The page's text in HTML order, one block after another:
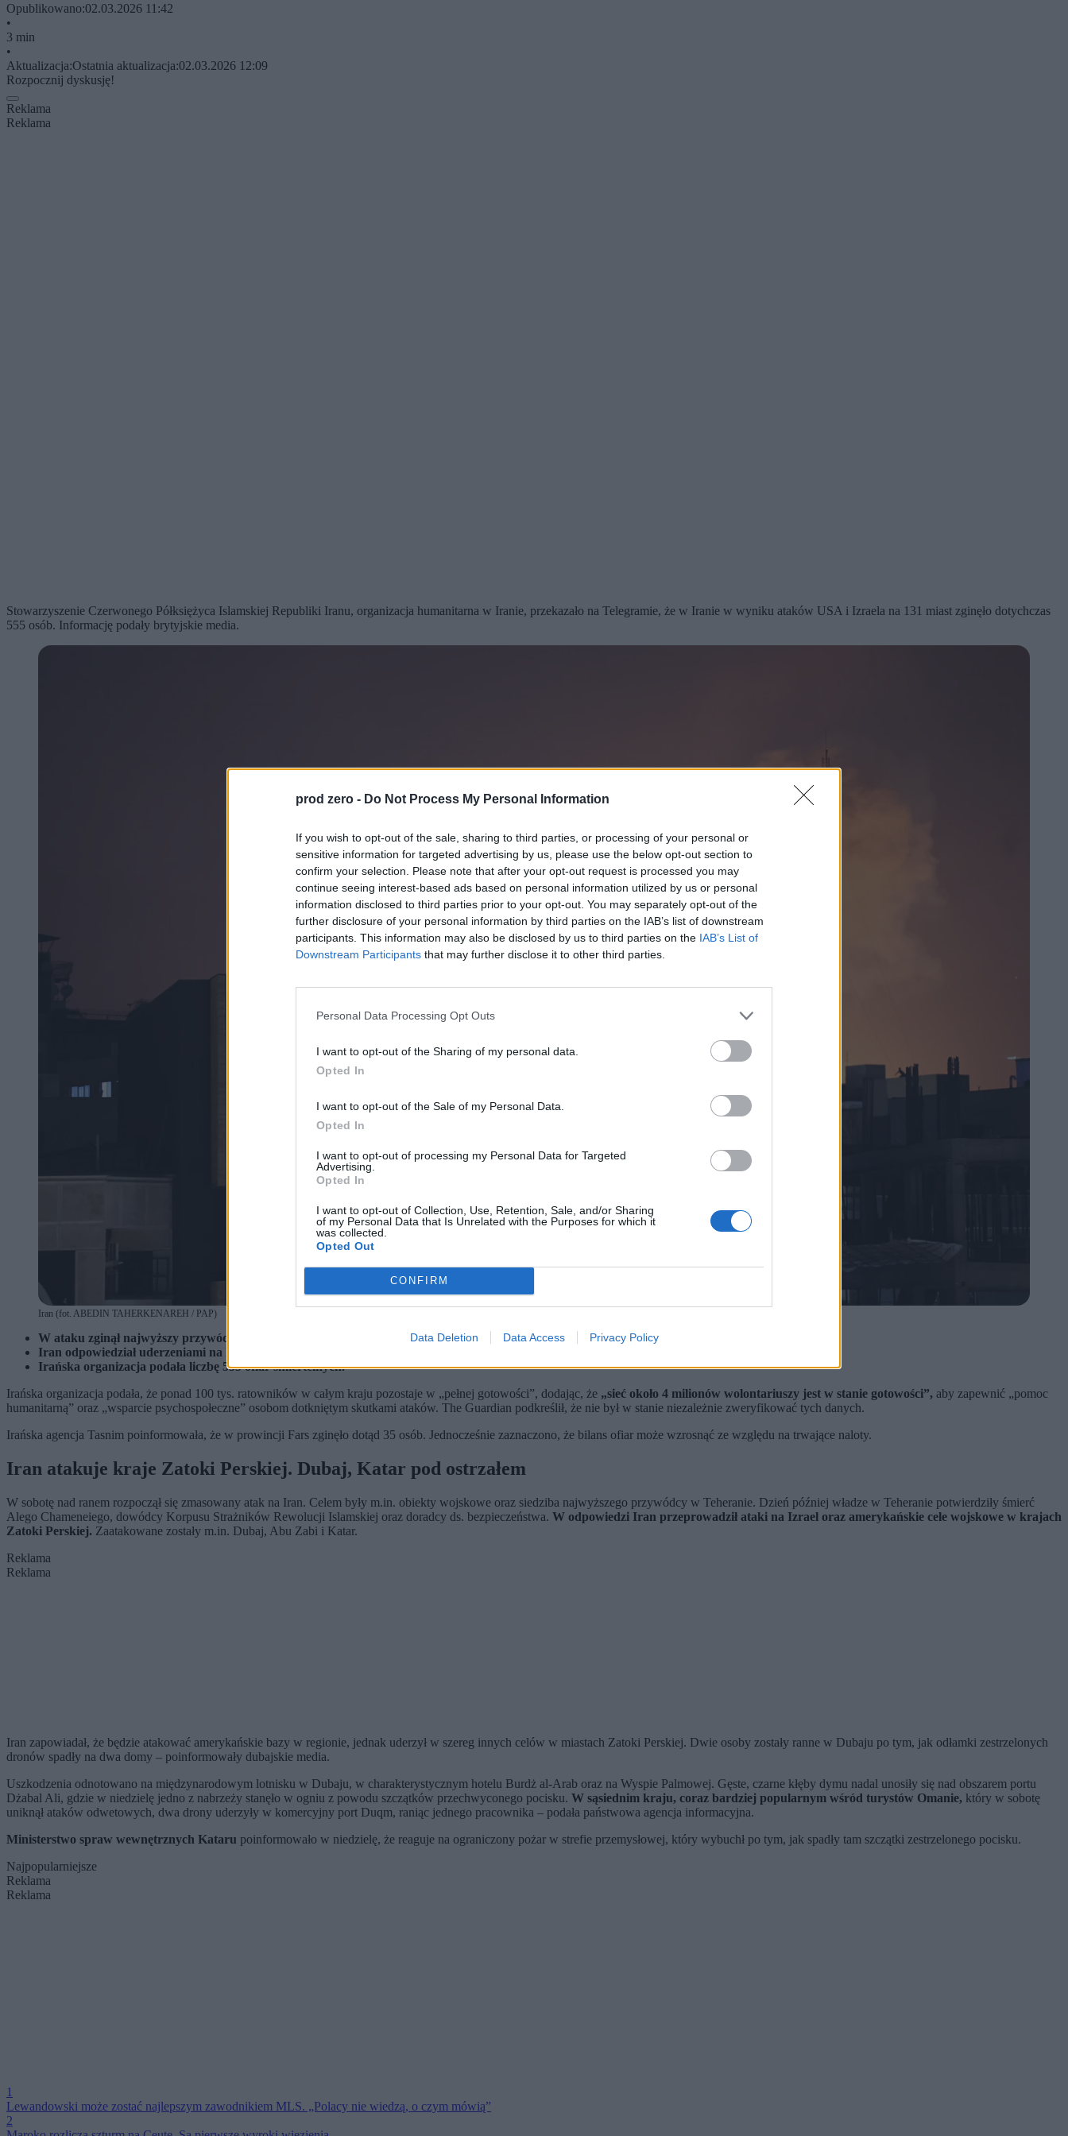
prod zero - Do Not Process My Personal Information
If you wish to opt-out of the sale, sharing to third parties, or processing of your personal or
sensitive information for targeted advertising by us, please use the below opt-out section to
confirm your selection. Please note that after your opt-out request is processed you may
continue seeing interest-based ads based on personal information utilized by us or personal
information disclosed to third parties prior to your opt-out. You may separately opt-out of the
further disclosure of your personal information by third parties on the IAB’s list of downstream
participants. This information may also be disclosed by us to third parties on the IAB’s List of
Downstream Participants that may further disclose it to other third parties.
Personal Data Processing Opt Outs
I want to opt-out of the Sharing of my personal data.
Opted In
I want to opt-out of the Sale of my Personal Data.
Opted In
I want to opt-out of processing my Personal Data for Targeted
Advertising.
Opted In
I want to opt-out of Collection, Use, Retention, Sale, and/or Sharing
of my Personal Data that Is Unrelated with the Purposes for which it
was collected.
Opted Out
CONFIRM
Data Deletion Data Access Privacy Policy
Opublikowano:02.03.2026 11:42
•
3 min
•
Aktualizacja:Ostatnia aktualizacja:02.03.2026 12:09
Rozpocznij dyskusję!
Reklama
Reklama
Stowarzyszenie Czerwonego Półksiężyca Islamskiej Republiki Iranu, organizacja humanitarna w Iranie, przekazało na Telegramie, że w Iranie w wyniku ataków USA i Izraela na 131 miast zginęło dotychczas
555 osób. Informację podały brytyjskie media.
Iran (fot. ABEDIN TAHERKENAREH / PAP)
W ataku zginął najwyższy przywódca Iranu Ali Chamenei oraz dwóch wysokich rangą przedstawicieli władz i wojska.
Iran odpowiedział uderzeniami na Izrael oraz cele militarne USA w regionie Zatoki Perskiej.
Irańska organizacja podała liczbę 555 ofiar śmiertelnych.
Irańska organizacja podała, że ponad 100 tys. ratowników w całym kraju pozostaje w „pełnej gotowości”, dodając, że „sieć około 4 milionów wolontariuszy jest w stanie gotowości”, aby zapewnić „pomoc
humanitarną” oraz „wsparcie psychospołeczne” osobom dotkniętym skutkami ataków. The Guardian podkreślił, że nie był w stanie niezależnie zweryfikować tych danych.
Irańska agencja Tasnim poinformowała, że w prowincji Fars zginęło dotąd 35 osób. Jednocześnie zaznaczono, że bilans ofiar może wzrosnąć ze względu na trwające naloty.
Iran atakuje kraje Zatoki Perskiej. Dubaj, Katar pod ostrzałem
W sobotę nad ranem rozpoczął się zmasowany atak na Iran. Celem były m.in. obiekty wojskowe oraz siedziba najwyższego przywódcy w Teheranie. Dzień później władze w Teheranie potwierdziły śmierć
Alego Chameneiego, dowódcy Korpusu Strażników Rewolucji Islamskiej oraz doradcy ds. bezpieczeństwa. W odpowiedzi Iran przeprowadził ataki na Izrael oraz amerykańskie cele wojskowe w krajach
Zatoki Perskiej. Zaatakowane zostały m.in. Dubaj, Abu Zabi i Katar.
Reklama
Reklama
Iran zapowiadał, że będzie atakować amerykańskie bazy w regionie, jednak uderzył w szereg innych celów w miastach Zatoki Perskiej. Dwie osoby zostały ranne w Dubaju po tym, jak odłamki zestrzelonych
dronów spadły na dwa domy – poinformowały dubajskie media.
Uszkodzenia odnotowano na międzynarodowym lotnisku w Dubaju, w charakterystycznym hotelu Burdż al-Arab oraz na Wyspie Palmowej. Gęste, czarne kłęby dymu nadal unosiły się nad obszarem portu
Dżabal Ali, gdzie w niedzielę jedno z nabrzeży stanęło w ogniu z powodu szczątków przechwyconego pocisku. W sąsiednim kraju, coraz bardziej popularnym wśród turystów Omanie, który w sobotę
uniknął ataków odwetowych, dwa drony uderzyły w komercyjny port Duqm, raniąc jednego pracownika – podała państwowa agencja informacyjna.
Ministerstwo spraw wewnętrznych Kataru poinformowało w niedzielę, że reaguje na ograniczony pożar w strefie przemysłowej, który wybuchł po tym, jak spadły tam szczątki zestrzelonego pocisku.
Najpopularniejsze
Reklama
Reklama
1
Lewandowski może zostać najlepszym zawodnikiem MLS. „Polacy nie wiedzą, o czym mówią”
2